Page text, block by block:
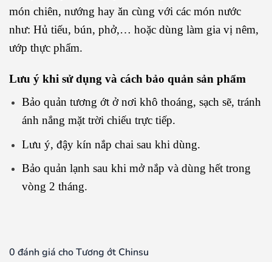
món chiên, nướng hay ăn cùng với các món nước
như: Hủ tiếu, bún, phở,… hoặc dùng làm gia vị nêm,
ướp thực phẩm.
Lưu ý khi sử dụng và cách bảo quản sản phẩm
Bảo quản tương ớt ở nơi khô thoáng, sạch sẽ, tránh
ánh nắng mặt trời chiếu trực tiếp.
Lưu ý, đậy kín nắp chai sau khi dùng.
Bảo quản lạnh sau khi mở nắp và dùng hết trong
vòng 2 tháng.
0 đánh giá cho Tương ớt Chinsu